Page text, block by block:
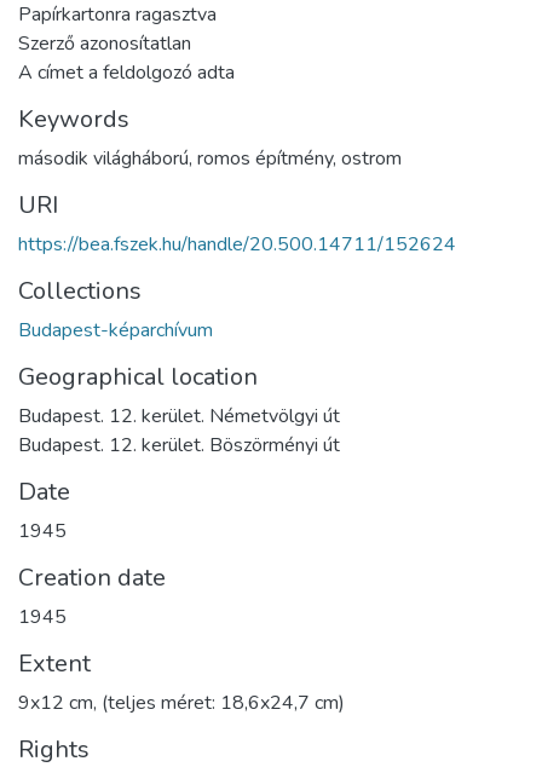
Papírkartonra ragasztva
Szerző azonosítatlan
A címet a feldolgozó adta
Keywords
második világháború, romos építmény, ostrom
URI
https://bea.fszek.hu/handle/20.500.14711/152624
Collections
Budapest-képarchívum
Geographical location
Budapest. 12. kerület. Németvölgyi út
Budapest. 12. kerület. Böszörményi út
Date
1945
Creation date
1945
Extent
9x12 cm, (teljes méret: 18,6x24,7 cm)
Rights